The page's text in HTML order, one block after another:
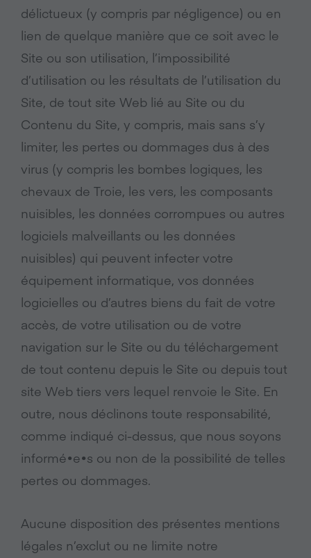
délictueux (y compris par négligence) ou en
lien de quelque manière que ce soit avec le
Site ou son utilisation, l’impossibilité
d’utilisation ou les résultats de l’utilisation du
Site, de tout site Web lié au Site ou du
Contenu du Site, y compris, mais sans s’y
limiter, les pertes ou dommages dus à des
virus (y compris les bombes logiques, les
chevaux de Troie, les vers, les composants
nuisibles, les données corrompues ou autres
logiciels malveillants ou les données
nuisibles) qui peuvent infecter votre
équipement informatique, vos données
logicielles ou d’autres biens du fait de votre
accès, de votre utilisation ou de votre
navigation sur le Site ou du téléchargement
de tout contenu depuis le Site ou depuis tout
site Web tiers vers lequel renvoie le Site. En
outre, nous déclinons toute responsabilité,
comme indiqué ci-dessus, que nous soyons
informé•e•s ou non de la possibilité de telles
pertes ou dommages.
Aucune disposition des présentes mentions
légales n’exclut ou ne limite notre